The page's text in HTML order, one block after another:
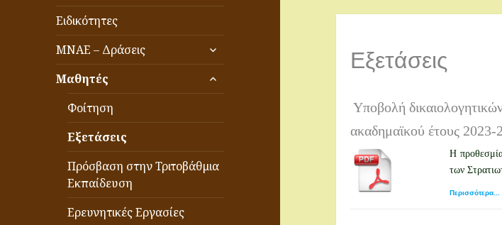
Ειδικότητες
ΜΝΑΕ – Δράσεις
επέκταση
του
μενού
απόγονος
Μαθητές
επέκταση
του
απόγονος
Φοίτηση
Εξετάσεις
Πρόσβαση στην Τριτοβάθμια
Εκπαίδευση
Ερευνητικές Εργασίες
Εξετάσεις
Υποβολή
ακαδημαϊκού έτους 2023-
Η
των
Περισσότερα...